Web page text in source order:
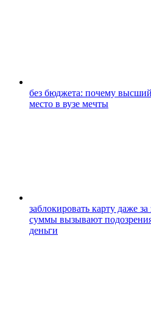
без бюджета: почему высший
место в вузе мечты
заблокировать карту даже
суммы вызывают
деньги